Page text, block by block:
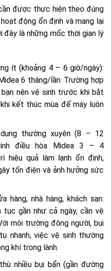
được thực hiện theo đúng
động ổn định và mang lại
đây là những mốc thời gian lý
ít (khoảng 4 – 6 giờ/ngày):
6 tháng/lần. Trường hợp
nên vệ sinh trước khi bắt
kết thúc mùa để máy luôn
thường xuyên (8 – 12
điều hòa Midea 3 – 4
hiệu quả làm lạnh ổn định,
tốn điện và ảnh hưởng sức
hàng, nhà hàng, khách sạn:
tục gần như cả ngày, cần vệ
môi trường đông người, bụi
nhanh, việc vệ sinh thường
khí trong lành.
nhiều bụi bẩn (gần đường